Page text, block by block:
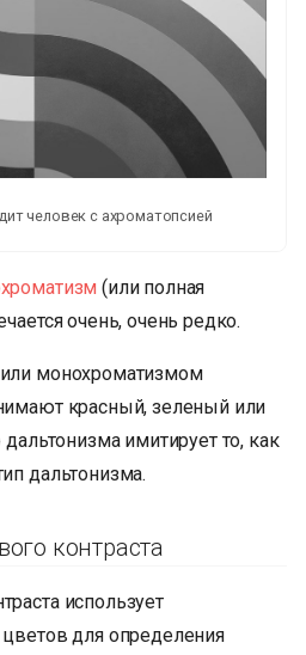
человек с ахроматопсией
(или полная
очень, очень редко.
монохроматизмом
красный, зеленый или
имитирует то, как
дальтонизма.
контраста
использует
цветов для определения